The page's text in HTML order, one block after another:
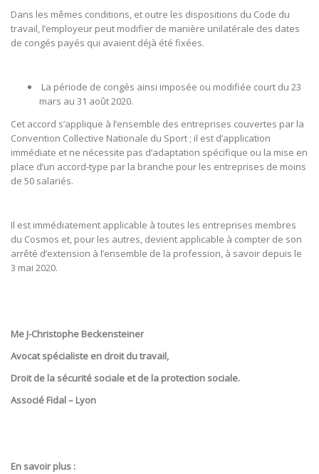
Dans les mêmes conditions, et outre les dispositions du Code du
travail, l’employeur peut modifier de manière unilatérale des dates
de congés payés qui avaient déjà été fixées.
La période de congés ainsi imposée ou modifiée court du 23
mars au 31 août 2020.
Cet accord s’applique à l’ensemble des entreprises couvertes par la
Convention Collective Nationale du Sport ; il est d’application
immédiate et ne nécessite pas d’adaptation spécifique ou la mise en
place d’un accord-type par la branche pour les entreprises de moins
de 50 salariés.
Il est immédiatement applicable à toutes les entreprises membres
du Cosmos et, pour les autres, devient applicable à compter de son
arrêté d’extension à l’ensemble de la profession, à savoir depuis le
3 mai 2020.
Me J-Christophe Beckensteiner
Avocat spécialiste en droit du travail,
Droit de la sécurité sociale et de la protection sociale.
Associé Fidal – Lyon
En savoir plus :